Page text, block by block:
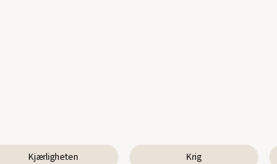
Kjærligheten Krig